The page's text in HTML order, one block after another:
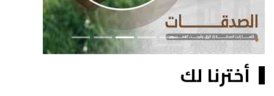
أخترنا لك